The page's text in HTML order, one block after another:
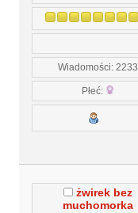
Wiadomości: 2233
Płeć:
żwirek bez
muchomorka